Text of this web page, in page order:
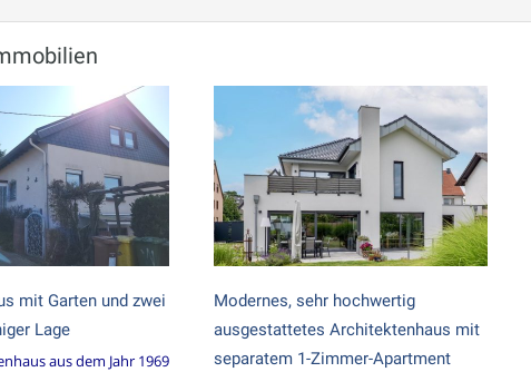
mit Garten und zwei
Lage
aus dem Jahr 1969
Modernes, sehr hochwertig
ausgestattetes Architektenhaus mit
separatem 1-Zimmer-Apartment